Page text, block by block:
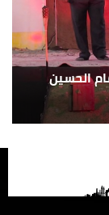
الحسين